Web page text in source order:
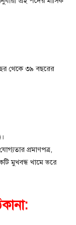
থেকে ৩৯ বছরের
প্রমাণপত্র,
মুখবন্ধ খামে ভরে